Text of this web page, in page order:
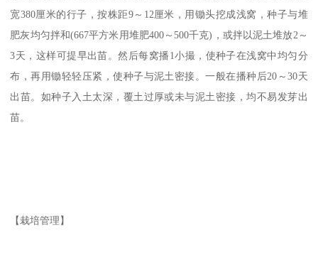
宽380厘米的行子，按株距9～12厘米，用锄头挖成浅窝，种子与堆
肥灰均匀拌和(667平方米用堆肥400～500千克)，或拌以泥土堆放2～
3天，这样可提早出苗。然后每窝播1小撮，使种子在浅窝中均匀分
布，再用锄轻轻压紧，使种子与泥土密接。一般在播种后20～30天
出苗。如种子入土太深，覆土过厚或未与泥土密接，均不易发芽出
苗。
【栽培管理】